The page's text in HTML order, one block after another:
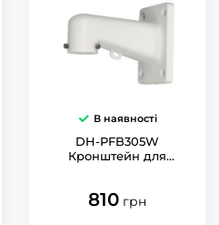
В наявності
DH-PFB305W
Кронштейн для
810 грн